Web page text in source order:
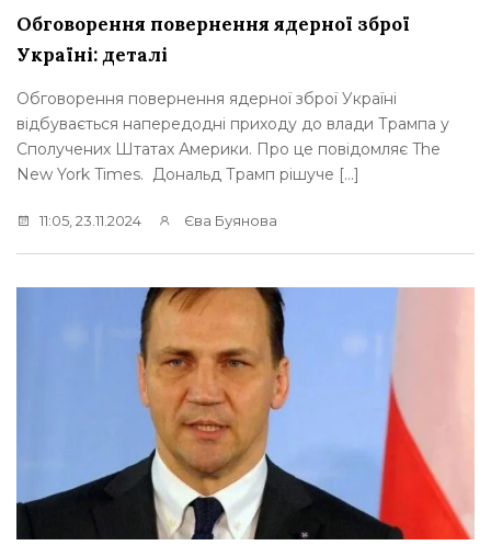
Обговорення повернення ядерної зброї
Україні: деталі
Обговорення повернення ядерної зброї Україні
відбувається напередодні приходу до влади Трампа у
Сполучених Штатах Америки. Про це повідомляє The
New York Times. Дональд Трамп рішуче […]
11:05, 23.11.2024 Єва Буянова